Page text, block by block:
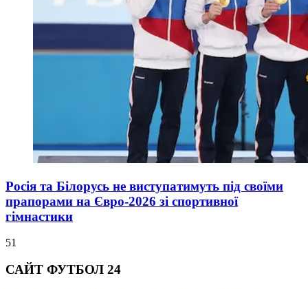
Росія та Білорусь не виступатимуть під своїми
прапорами на Євро-2026 зі спортивної
гімнастики
51
САЙТ ФУТБОЛ 24